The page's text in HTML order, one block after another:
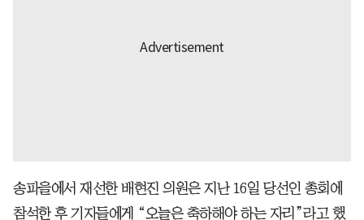
송파을에서 재선한 배현진 의원은 지난 16일 당선인 총회에
참석한 후 기자들에게 “오늘은 축하해야 하는 자리”라고 했